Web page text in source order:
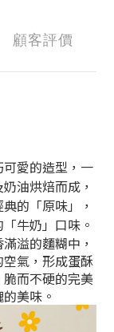
顧客評價
可愛的造型，一
油烘焙而成，
的「原味」，
牛奶」口味。
溢的麵糊中，
氣，形成蛋酥
而不硬的完美
美味。